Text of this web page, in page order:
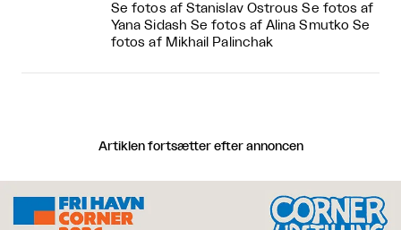
Se fotos af Stanislav Ostrous Se fotos af
Yana Sidash Se fotos af Alina Smutko Se
fotos af Mikhail Palinchak
Artiklen fortsætter efter annoncen